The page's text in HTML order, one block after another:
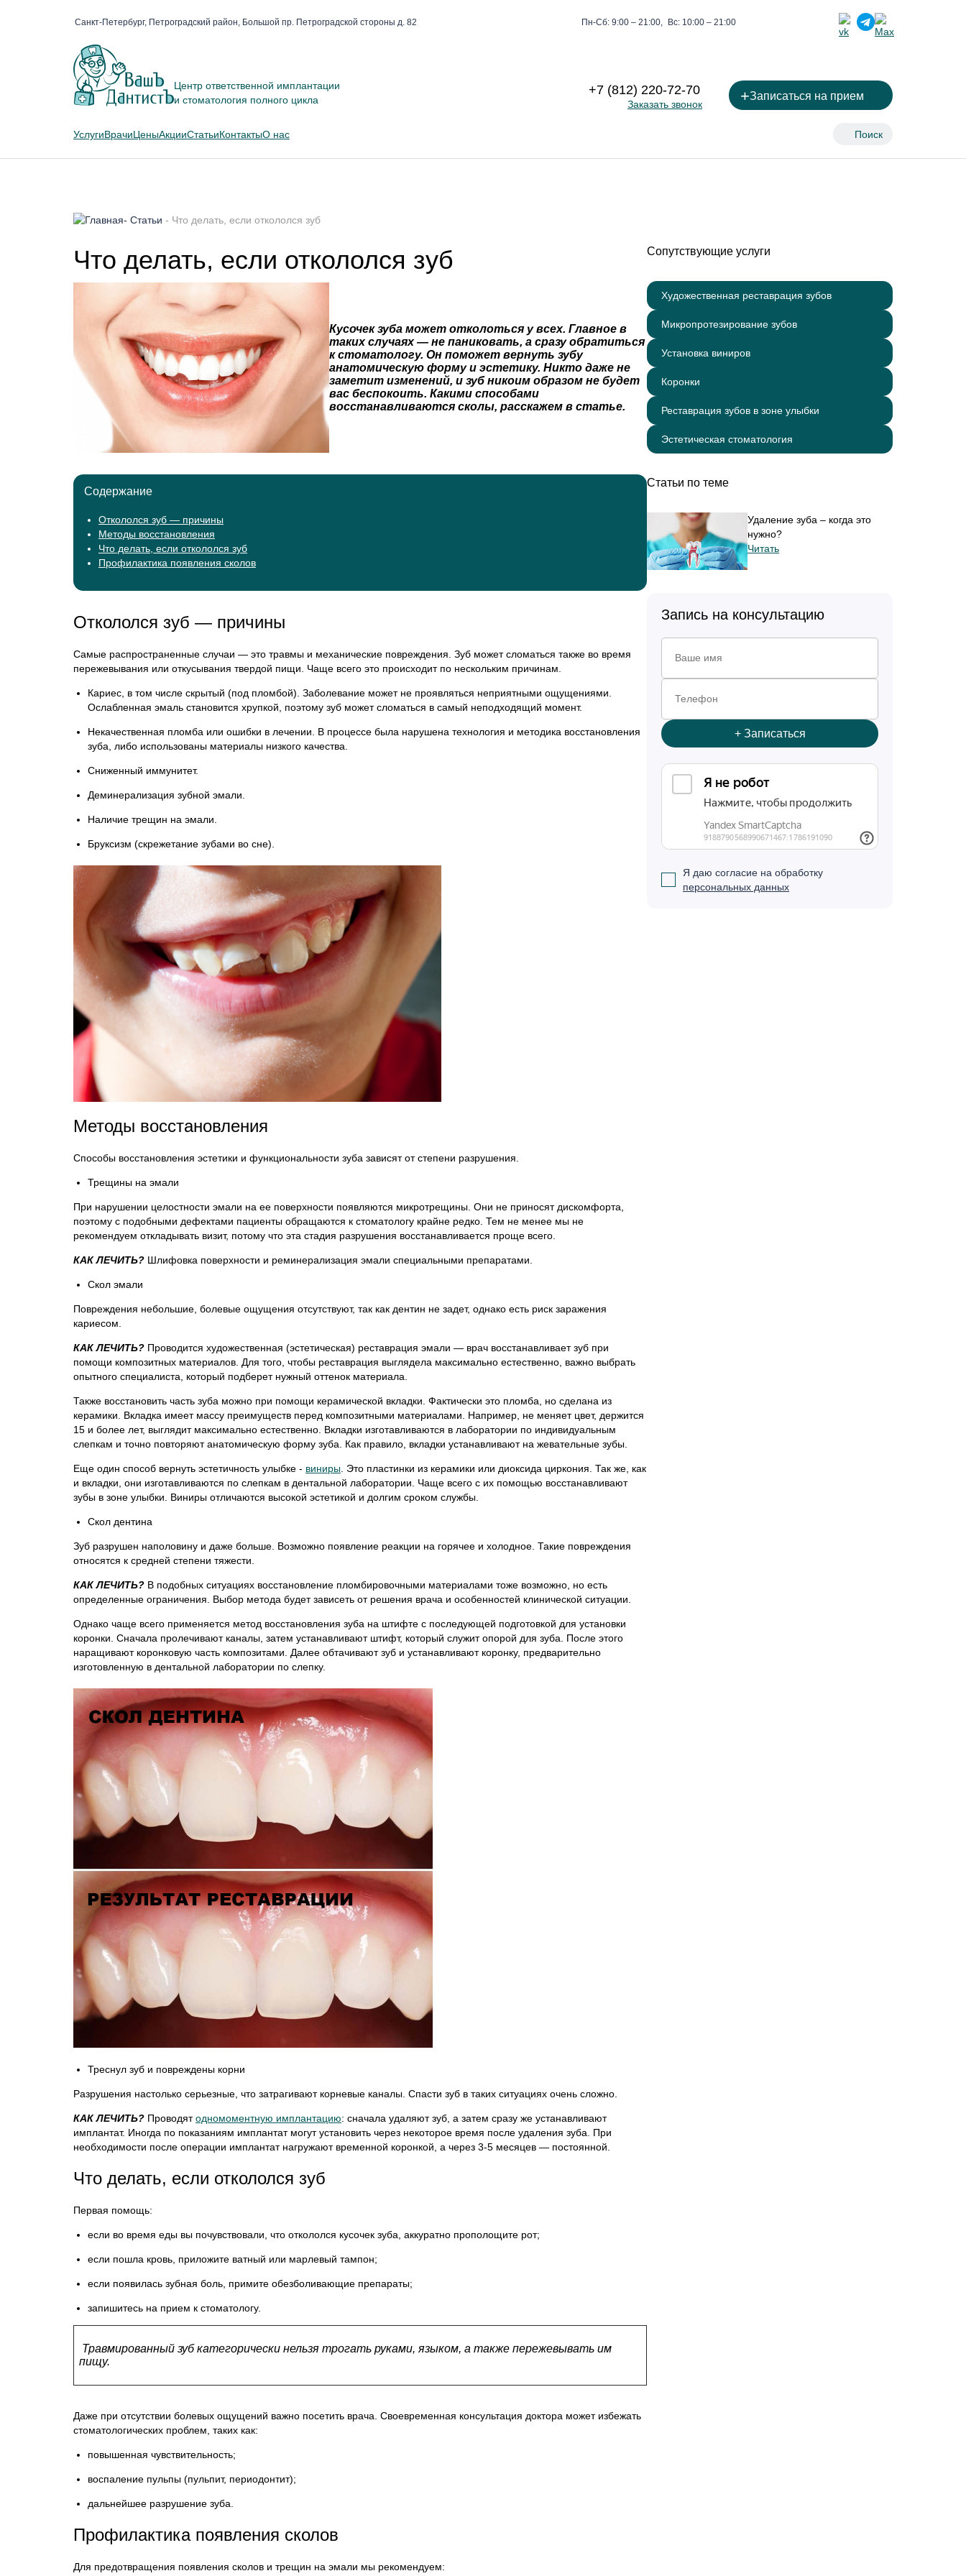
Санкт-Петербург, Петроградский район, Большой пр. Петроградской стороны д. 82 Пн-Сб: 9:00 – 21:00, Вс: 10:00 – 21:00
Центр ответственной имплантации
и стоматология полного цикла
+7 (812) 220-72-70
Заказать звонок +Записаться на прием
УслугиВрачиЦеныАкцииСтатьиКонтактыО нас Поиск
- Статьи - Что делать, если откололся зуб
Что делать, если откололся зуб
Кусочек зуба может отколоться у всех. Главное в
таких случаях — не паниковать, а сразу обратиться
к стоматологу. Он поможет вернуть зубу
анатомическую форму и эстетику. Никто даже не
заметит изменений, и зуб никоим образом не будет
вас беспокоить. Какими способами
восстанавливаются сколы, расскажем в статье.
Содержание
Откололся зуб — причины
Методы восстановления
Что делать, если откололся зуб
Профилактика появления сколов
Откололся зуб — причины
Самые распространенные случаи — это травмы и механические повреждения. Зуб может сломаться также во время
пережевывания или откусывания твердой пищи. Чаще всего это происходит по нескольким причинам.
Кариес, в том числе скрытый (под пломбой). Заболевание может не проявляться неприятными ощущениями.
Ослабленная эмаль становится хрупкой, поэтому зуб может сломаться в самый неподходящий момент.
Некачественная пломба или ошибки в лечении. В процессе была нарушена технология и методика восстановления
зуба, либо использованы материалы низкого качества.
Сниженный иммунитет.
Деминерализация зубной эмали.
Наличие трещин на эмали.
Бруксизм (скрежетание зубами во сне).
Методы восстановления
Способы восстановления эстетики и функциональности зуба зависят от степени разрушения.
Трещины на эмали
При нарушении целостности эмали на ее поверхности появляются микротрещины. Они не приносят дискомфорта,
поэтому с подобными дефектами пациенты обращаются к стоматологу крайне редко. Тем не менее мы не
рекомендуем откладывать визит, потому что эта стадия разрушения восстанавливается проще всего.
КАК ЛЕЧИТЬ? Шлифовка поверхности и реминерализация эмали специальными препаратами.
Скол эмали
Повреждения небольшие, болевые ощущения отсутствуют, так как дентин не задет, однако есть риск заражения
кариесом.
КАК ЛЕЧИТЬ? Проводится художественная (эстетическая) реставрация эмали — врач восстанавливает зуб при
помощи композитных материалов. Для того, чтобы реставрация выглядела максимально естественно, важно выбрать
опытного специалиста, который подберет нужный оттенок материала.
Также восстановить часть зуба можно при помощи керамической вкладки. Фактически это пломба, но сделана из
керамики. Вкладка имеет массу преимуществ перед композитными материалами. Например, не меняет цвет, держится
15 и более лет, выглядит максимально естественно. Вкладки изготавливаются в лаборатории по индивидуальным
слепкам и точно повторяют анатомическую форму зуба. Как правило, вкладки устанавливают на жевательные зубы.
Еще один способ вернуть эстетичность улыбке - виниры. Это пластинки из керамики или диоксида циркония. Так же, как
и вкладки, они изготавливаются по слепкам в дентальной лаборатории. Чаще всего с их помощью восстанавливают
зубы в зоне улыбки. Виниры отличаются высокой эстетикой и долгим сроком службы.
Скол дентина
Зуб разрушен наполовину и даже больше. Возможно появление реакции на горячее и холодное. Такие повреждения
относятся к средней степени тяжести.
КАК ЛЕЧИТЬ? В подобных ситуациях восстановление пломбировочными материалами тоже возможно, но есть
определенные ограничения. Выбор метода будет зависеть от решения врача и особенностей клинической ситуации.
Однако чаще всего применяется метод восстановления зуба на штифте с последующей подготовкой для установки
коронки. Сначала пролечивают каналы, затем устанавливают штифт, который служит опорой для зуба. После этого
наращивают коронковую часть композитами. Далее обтачивают зуб и устанавливают коронку, предварительно
изготовленную в дентальной лаборатории по слепку.
Треснул зуб и повреждены корни
Разрушения настолько серьезные, что затрагивают корневые каналы. Спасти зуб в таких ситуациях очень сложно.
КАК ЛЕЧИТЬ? Проводятодномоментную имплантацию: сначала удаляют зуб, а затем сразу же устанавливают
имплантат. Иногда по показаниям имплантат могут установить через некоторое время после удаления зуба. При
необходимости после операции имплантат нагружают временной коронкой, а через 3-5 месяцев — постоянной.
Что делать, если откололся зуб
Первая помощь:
если во время еды вы почувствовали, что откололся кусочек зуба, аккуратно прополощите рот;
если пошла кровь, приложите ватный или марлевый тампон;
если появилась зубная боль, примите обезболивающие препараты;
запишитесь на прием к стоматологу.
Травмированный зуб категорически нельзя трогать руками, языком, а также пережевывать им
пищу.
Даже при отсутствии болевых ощущений важно посетить врача. Своевременная консультация доктора может избежать
стоматологических проблем, таких как:
повышенная чувствительность;
воспаление пульпы (пульпит, периодонтит);
дальнейшее разрушение зуба.
Профилактика появления сколов
Для предотвращения появления сколов и трещин на эмали мы рекомендуем:
Сопутствующие услуги
Художественная реставрация зубов
Микропротезирование зубов
Установка виниров
Коронки
Реставрация зубов в зоне улыбки
Эстетическая стоматология
Статьи по теме
Удаление зуба – когда это
нужно?
Читать
Запись на консультацию
+ Записаться
Я даю согласие на обработку
персональных данных